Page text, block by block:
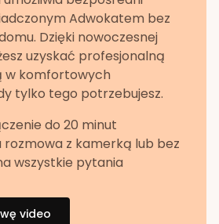
Adwokatem bez
Dzięki nowoczesnej
uzyskać profesjonalną
w komfortowych
tylko tego potrzebujesz.
do 20 minut
z kamerką lub bez
wszystkie pytania
video